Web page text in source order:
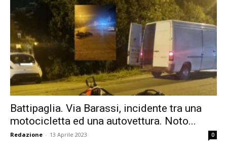
Battipaglia. Via Barassi, incidente tra una
motocicletta ed una autovettura. Noto...
Redazione - 13 Aprile 2023 0